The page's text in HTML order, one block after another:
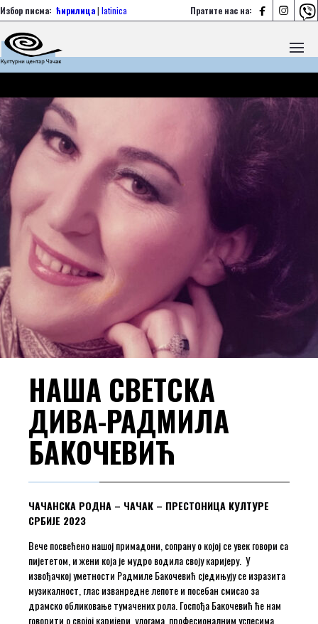
Пратите нас на:   
Избор писма: ћирилица| latinica
НАША СВЕТСКА
ДИВА-РАДМИЛА
БАКОЧЕВИЋ
ЧАЧАНСКА РОДНА – ЧАЧАК – ПРЕСТОНИЦА КУЛТУРЕ
СРБИЈЕ 2023
Вече посвећено нашој примадони, сопрану о којој се увек говори са
пијететом, и жени која је мудро водила своју каријеру. У
извођачкој уметности Радмиле Бакочевић сједињују се изразита
музикалност, глас изванредне лепоте и посебан смисао за
драмско обликовање тумачених рола. Госпођа Бакочевић ће нам
говорити о својој каријери, улогама, професионалним успесима,